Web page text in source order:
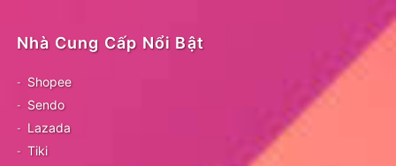
Nhà Cung Cấp Nổi Bật
Shopee
Sendo
Lazada
Tiki